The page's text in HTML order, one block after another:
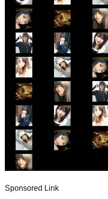
Sponsored Link